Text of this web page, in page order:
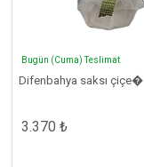
Bugün (Cuma) Teslimat
Difenbahya saksı çiçe�
3.370 ₺